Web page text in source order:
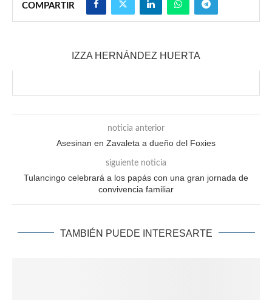
COMPARTIR
IZZA HERNÁNDEZ HUERTA
noticia anterior
Asesinan en Zavaleta a dueño del Foxies
siguiente noticia
Tulancingo celebrará a los papás con una gran jornada de
convivencia familiar
TAMBIÉN PUEDE INTERESARTE